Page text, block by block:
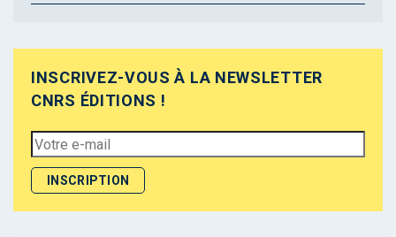
INSCRIVEZ-VOUS À LA NEWSLETTER
CNRS ÉDITIONS !